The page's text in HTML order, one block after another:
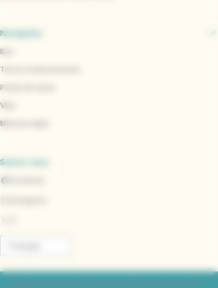
Navigation
Bus
Titres et abonnements
Points de vente
Vélo
Marinéo Appli
Suivez-nous